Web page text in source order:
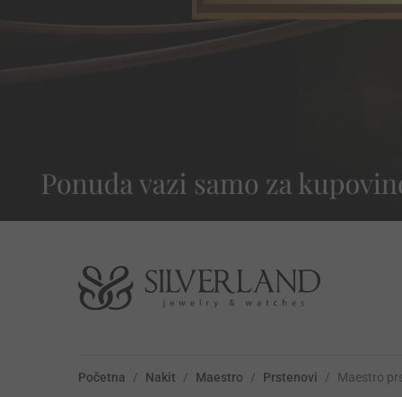
Početna / Nakit / Maestro / Prstenovi / Maestro